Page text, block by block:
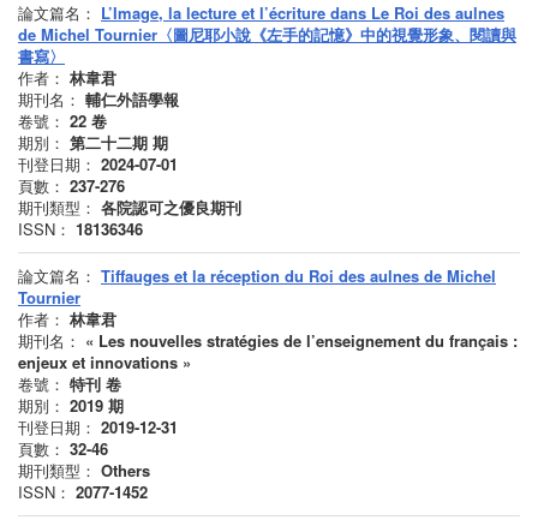
論文篇名： L’Image, la lecture et l’écriture dans Le Roi des aulnes
de Michel Tournier〈圖尼耶小說《左手的記憶》中的視覺形象、閱讀與
書寫〉
作者： 林韋君
期刊名： 輔仁外語學報
卷號： 22 卷
期別： 第二十二期 期
刊登日期： 2024-07-01
頁數： 237-276
期刊類型： 各院認可之優良期刊
ISSN： 18136346
論文篇名： Tiffauges et la réception du Roi des aulnes de Michel
Tournier
作者： 林韋君
期刊名： « Les nouvelles stratégies de l’enseignement du français :
enjeux et innovations »
卷號： 特刊 卷
期別： 2019 期
刊登日期： 2019-12-31
頁數： 32-46
期刊類型： Others
ISSN： 2077-1452